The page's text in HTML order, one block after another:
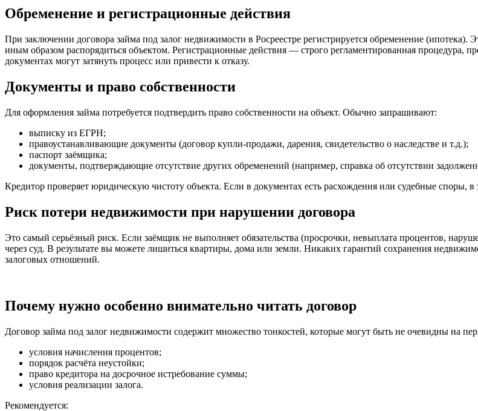
Обременение и регистрационные действия
При заключении договора займа под залог недвижимости в Росреестре регистрируется обременение (ипотека).
иным образом распорядиться объектом. Регистрационные действия — строго регламентированная
документах могут затянуть процесс или привести к отказу.
Документы и право собственности
Для оформления займа потребуется подтвердить право собственности на объект. Обычно запрашивают:
выписку из ЕГРН;
правоустанавливающие документы (договор купли-продажи, дарения, свидетельство о наследстве и т.д.);
паспорт заёмщика;
документы, подтверждающие отсутствие других обременений (например, справка об отсутствии
Кредитор проверяет юридическую чистоту объекта. Если в документах есть расхождения или судебные споры, в
Риск потери недвижимости при нарушении договора
Это самый серьёзный риск. Если заёмщик не выполняет обязательства (просрочки, невыплата процентов,
через суд. В результате вы можете лишиться квартиры, дома или земли. Никаких гарантий сохранения
залоговых отношений.
Почему нужно особенно внимательно читать договор
Договор займа под залог недвижимости содержит множество тонкостей, которые могут быть не очевидны на
условия начисления процентов;
порядок расчёта неустойки;
право кредитора на досрочное истребование суммы;
условия реализации залога.
Рекомендуется: